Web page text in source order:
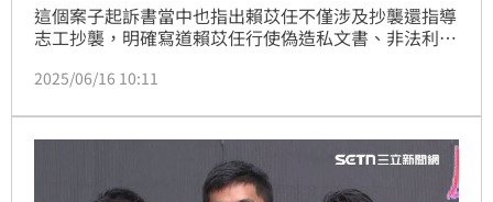
這個案子起訴書當中也指出賴苡任不僅涉及抄襲還指導
志工抄襲，明確寫道賴苡任行使偽造私文書、非法利用
沒有抄襲的說法。
2025/06/16 10:11